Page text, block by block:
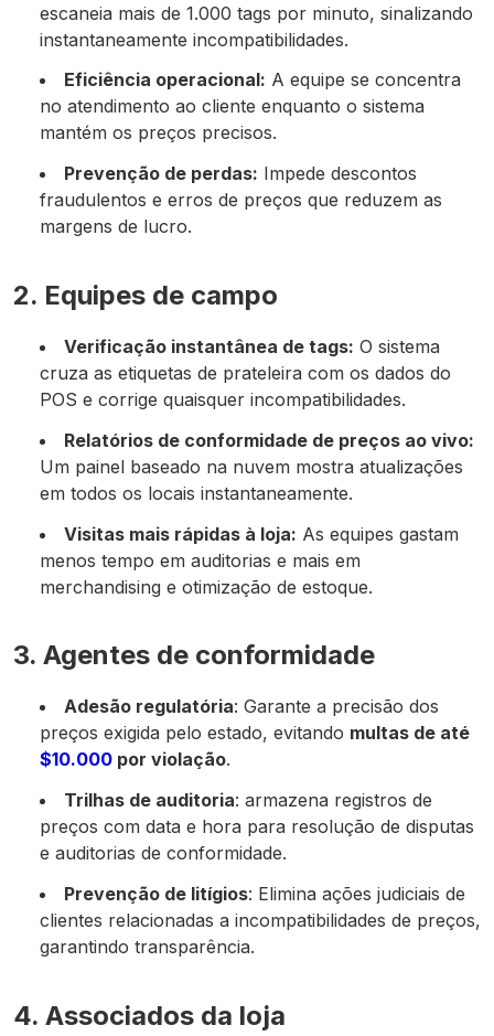
escaneia mais de 1.000 tags por minuto, sinalizando
instantaneamente incompatibilidades.
Eficiência operacional: A equipe se concentra
no atendimento ao cliente enquanto o sistema
mantém os preços precisos.
Prevenção de perdas: Impede descontos
fraudulentos e erros de preços que reduzem as
margens de lucro.
2. Equipes de campo
Verificação instantânea de tags: O sistema
cruza as etiquetas de prateleira com os dados do
POS e corrige quaisquer incompatibilidades.
Relatórios de conformidade de preços ao vivo:
Um painel baseado na nuvem mostra atualizações
em todos os locais instantaneamente.
Visitas mais rápidas à loja: As equipes gastam
menos tempo em auditorias e mais em
merchandising e otimização de estoque.
3. Agentes de conformidade
Adesão regulatória: Garante a precisão dos
preços exigida pelo estado, evitando multas de até
$10.000 por violação.
Trilhas de auditoria: armazena registros de
preços com data e hora para resolução de disputas
e auditorias de conformidade.
Prevenção de litígios: Elimina ações judiciais de
clientes relacionadas a incompatibilidades de preços,
garantindo transparência.
4. Associados da loja